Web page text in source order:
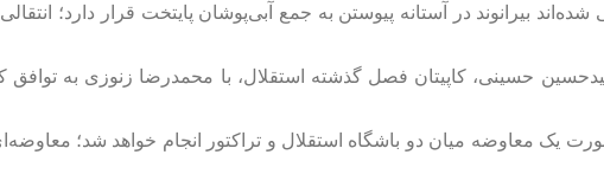
بیرانوند در آستانه پیوستن به جمع آبی‌پوشان پایتخت قرار دارد؛
حسینی، کاپیتان فصل گذشته استقلال، با محمدرضا زنوزی به توافق
یک معاوضه میان دو باشگاه استقلال و تراکتور انجام خواهد شد؛